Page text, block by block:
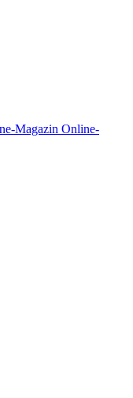
Online-